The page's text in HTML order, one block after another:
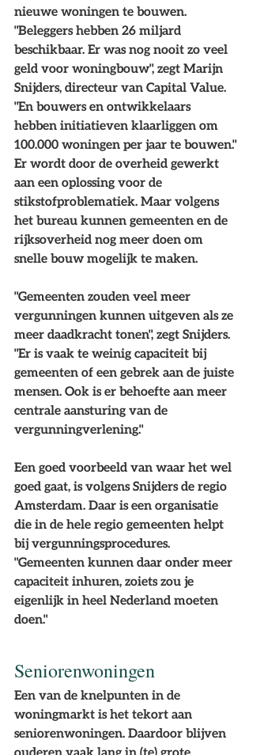
nieuwe woningen te bouwen.
"Beleggers hebben 26 miljard
beschikbaar. Er was nog nooit zo veel
geld voor woningbouw", zegt Marijn
Snijders, directeur van Capital Value.
"En bouwers en ontwikkelaars
hebben initiatieven klaarliggen om
100.000 woningen per jaar te bouwen."
Er wordt door de overheid gewerkt
aan een oplossing voor de
stikstofproblematiek. Maar volgens
het bureau kunnen gemeenten en de
rijksoverheid nog meer doen om
snelle bouw mogelijk te maken.
"Gemeenten zouden veel meer
vergunningen kunnen uitgeven als ze
meer daadkracht tonen", zegt Snijders.
"Er is vaak te weinig capaciteit bij
gemeenten of een gebrek aan de juiste
mensen. Ook is er behoefte aan meer
centrale aansturing van de
vergunningverlening."
Een goed voorbeeld van waar het wel
goed gaat, is volgens Snijders de regio
Amsterdam. Daar is een organisatie
die in de hele regio gemeenten helpt
bij vergunningsprocedures.
"Gemeenten kunnen daar onder meer
capaciteit inhuren, zoiets zou je
eigenlijk in heel Nederland moeten
doen."
Seniorenwoningen
Een van de knelpunten in de
woningmarkt is het tekort aan
seniorenwoningen. Daardoor blijven
ouderen vaak lang in (te) grote